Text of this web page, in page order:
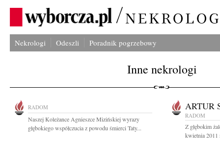
Nekrologi Odeszli Poradnik pogrzebowy
Inne nekrologi
RADOM
Naszej Koleżance Agnieszce Mizińskiej wyrazy
głębokiego współczucia z powodu śmierci Taty...
ARTUR
RADOM
Z głębokim
kwietnia 2011